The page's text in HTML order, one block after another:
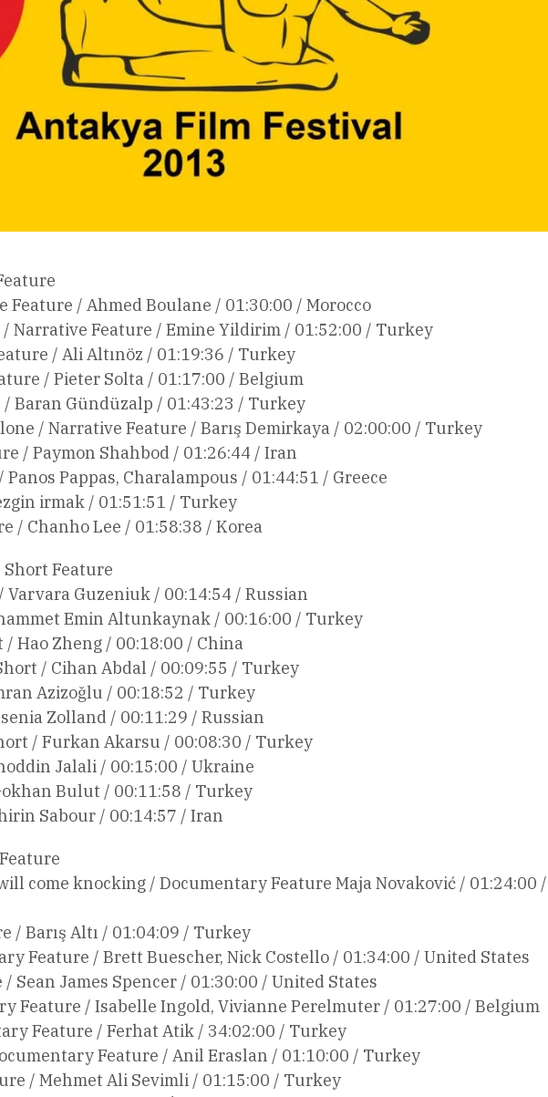
Feature / Ahmed Boulane / 01:30:00 / Morocco
Narrative Feature / Emine Yildirim / 01:52:00 / Turkey
/ Ali Altınöz / 01:19:36 / Turkey
/ Pieter Solta / 01:17:00 / Belgium
Baran Gündüzalp / 01:43:23 / Turkey
/ Narrative Feature / Barış Demirkaya / 02:00:00 / Turkey
/ Paymon Shahbod / 01:26:44 / Iran
Pappas, Charalampous / 01:44:51 / Greece
irmak / 01:51:51 / Turkey
/ Chanho Lee / 01:58:38 / Korea
Feature
Guzeniuk / 00:14:54 / Russian
Emin Altunkaynak / 00:16:00 / Turkey
Hao Zheng / 00:18:00 / China
/ Cihan Abdal / 00:09:55 / Turkey
Azizoğlu / 00:18:52 / Turkey
Zolland / 00:11:29 / Russian
/ Furkan Akarsu / 00:08:30 / Turkey
Jalali / 00:15:00 / Ukraine
Bulut / 00:11:58 / Turkey
Sabour / 00:14:57 / Iran
come knocking / Documentary Feature Maja Novaković / 01:24:00 /
/ Barış Altı / 01:04:09 / Turkey
Feature / Brett Buescher, Nick Costello / 01:34:00 / United States
Sean James Spencer / 01:30:00 / United States
Feature / Isabelle Ingold, Vivianne Perelmuter / 01:27:00 / Belgium
Feature / Ferhat Atik / 34:02:00 / Turkey
Feature / Anil Eraslan / 01:10:00 / Turkey
/ Mehmet Ali Sevimli / 01:15:00 / Turkey